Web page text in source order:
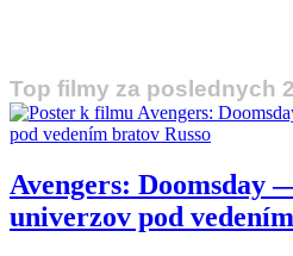
Top filmy za poslednych
Avengers: Doomsday
univerzov pod